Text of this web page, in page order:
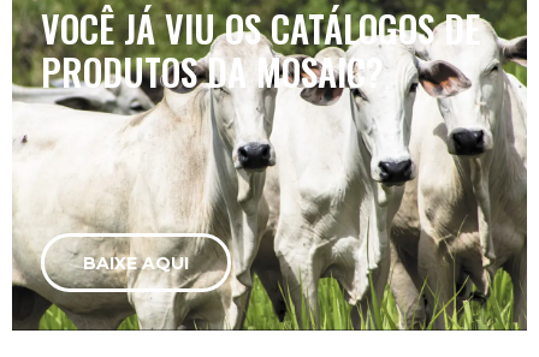
VOCÊ JÁ VIU OS CATÁLOGOS DE
PRODUTOS DA MOSAIC?
BAIXE AQUI